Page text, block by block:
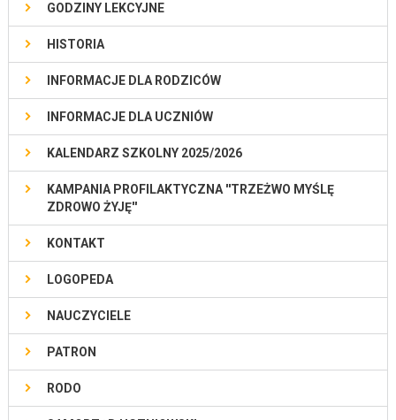
GODZINY LEKCYJNE
HISTORIA
INFORMACJE DLA RODZICÓW
INFORMACJE DLA UCZNIÓW
KALENDARZ SZKOLNY 2025/2026
KAMPANIA PROFILAKTYCZNA ''TRZEŻWO MYŚLĘ
ZDROWO ŻYJĘ''
KONTAKT
LOGOPEDA
NAUCZYCIELE
PATRON
RODO